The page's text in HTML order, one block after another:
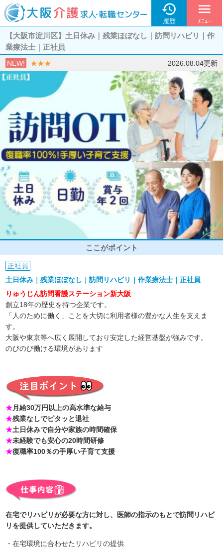

履歴
menu
ﾒﾆｭｰ
【大阪市淀川区】土日休み｜残業ほぼなし｜訪問リハビリ｜作
業療法士｜正社員
NEW! ★★★ 2026.08.04更新
ここがポイント
正社員
土日休み｜残業ほぼなし｜訪問リハビリ｜作業療法士｜正社員
りゅうじん訪問看護ステーション新大阪
創立18年の歴史を持つ企業です。
「人のために働く」ことを大切に利用者様の豊かな人生を支えま
す。
大阪や東京等へ広く展開しており安定した経営基盤が強みです。
のびのび働ける環境があります
★月給30万円以上の高水準な給与
★残業なしでピタッと退社
★土日休みで自分や家族の時間確保
★未経験でも安心の20時間研修
★復職率100％の手厚い子育て支援
在宅でリハビリが必要な方に対し、医師の指示のもとで訪問リハビ
リを提供していただきます。
・在宅環境に合わせたリハビリの提供